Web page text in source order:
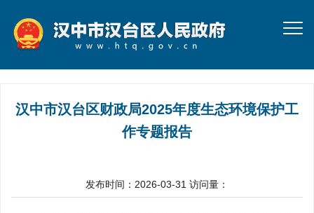
汉中市汉台区财政局2025年度生态环境保护工
作专题报告
发布时间：2026-03-31 访问量：